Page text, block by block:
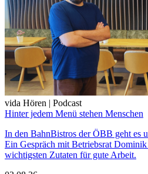
vida Hören | Podcast
Hinter jedem Menü stehen Menschen
In den BahnBistros der ÖBB geht es
Ein Gespräch mit Betriebsrat
wichtigsten Zutaten für gute Arbeit.